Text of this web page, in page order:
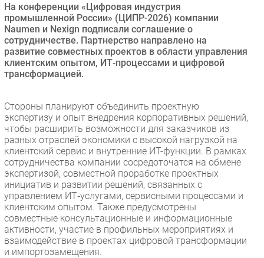
Здоровье
РАЗДЕЛЫ
Новости
Интервью
Мероприятия
Проекты
IT класс
Тестовый стенд
Каталог компаний
На конференции «Цифровая индустрия
промышленной России» (ЦИПР-2026) компании
Naumen и Nexign подписали соглашение о
сотрудничестве. Партнерство направлено на
развитие совместных проектов в области управления
клиентским опытом, ИТ‑процессами и цифровой
трансформацией.
Стороны планируют объединить проектную
экспертизу и опыт внедрения корпоративных решений,
чтобы расширить возможности для заказчиков из
разных отраслей экономики с высокой нагрузкой на
клиентский сервис и внутренние ИТ-функции. В рамках
сотрудничества компании сосредоточатся на обмене
экспертизой, совместной проработке проектных
инициатив и развитии решений, связанных с
управлением ИТ‑услугами, сервисными процессами и
клиентским опытом. Также предусмотрены
совместные консультационные и информационные
активности, участие в профильных мероприятиях и
взаимодействие в проектах цифровой трансформации
и импортозамещения.